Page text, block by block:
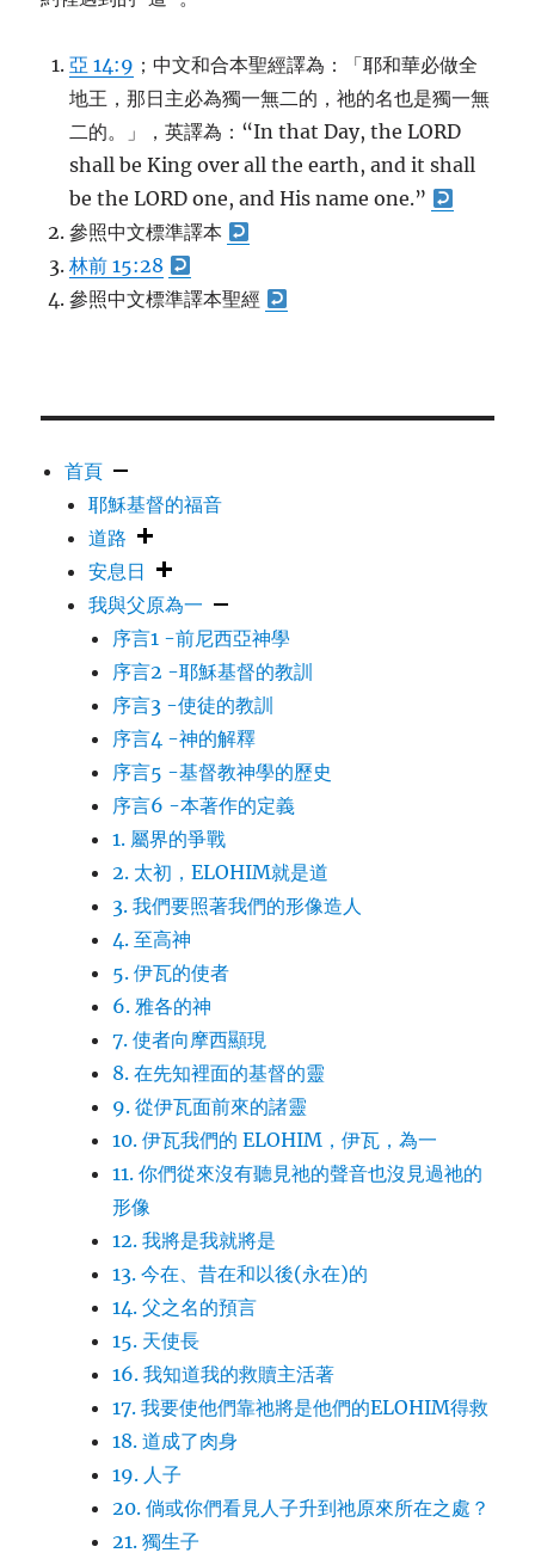
亞 14:9 ；中文和合本聖經譯為：「耶和華必做全
地王，那日主必為獨一無二的，祂的名也是獨一無
二的。」，英譯為：“In that Day, the LORD
shall be King over all the earth, and it shall
be the LORD one, and His name one.”
參照中文標準譯本
林前 15:28
參照中文標準譯本聖經
首頁
耶穌基督的福音
道路
安息日
我與父原為一
序言1 -前尼西亞神學
序言2 -耶穌基督的教訓
序言3 -使徒的教訓
序言4 -神的解釋
序言5 -基督教神學的歷史
序言6 -本著作的定義
1. 屬界的爭戰
2. 太初，ELOHIM就是道
3. 我們要照著我們的形像造人
4. 至高神
5. 伊瓦的使者
6. 雅各的神
7. 使者向摩西顯現
8. 在先知裡面的基督的靈
9. 從伊瓦面前來的諸靈
10. 伊瓦我們的 ELOHIM，伊瓦，為一
11. 你們從來沒有聽見祂的聲音也沒見過祂的
形像
12. 我將是我就將是
13. 今在、昔在和以後(永在)的
14. 父之名的預言
15. 天使長
16. 我知道我的救贖主活著
17. 我要使他們靠祂將是他們的ELOHIM得救
18. 道成了肉身
19. 人子
20. 倘或你們看見人子升到祂原來所在之處？
21. 獨生子